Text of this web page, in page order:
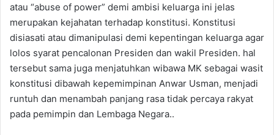
atau “abuse of power” demi ambisi keluarga ini jelas
merupakan kejahatan terhadap konstitusi. Konstitusi
disiasati atau dimanipulasi demi kepentingan keluarga agar
lolos syarat pencalonan Presiden dan wakil Presiden. hal
tersebut sama juga menjatuhkan wibawa MK sebagai wasit
konstitusi dibawah kepemimpinan Anwar Usman, menjadi
runtuh dan menambah panjang rasa tidak percaya rakyat
pada pemimpin dan Lembaga Negara..